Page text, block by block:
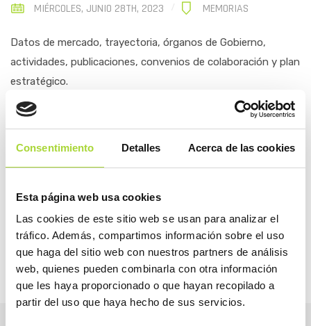
Consentimiento Detalles Acerca de las cookies
Esta página web usa cookies
Las cookies de este sitio web se usan para analizar el
tráfico. Además, compartimos información sobre el uso
que haga del sitio web con nuestros partners de análisis
web, quienes pueden combinarla con otra información
que les haya proporcionado o que hayan recopilado a
partir del uso que haya hecho de sus servicios.
MIÉRCOLES, JUNIO 28TH, 2023 MEMORIAS
Datos de mercado, trayectoria, órganos de Gobierno,
actividades, publicaciones, convenios de colaboración y plan
estratégico.
COMPARTIR